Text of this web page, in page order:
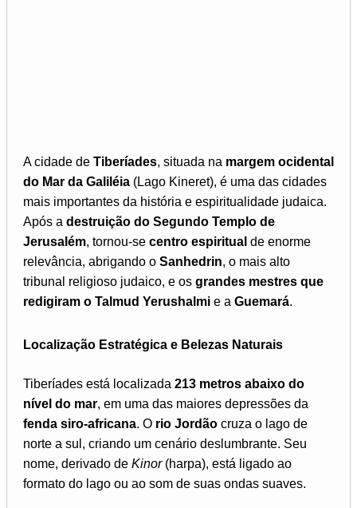
A cidade de Tiberíades, situada na margem ocidental
do Mar da Galiléia (Lago Kineret), é uma das cidades
mais importantes da história e espiritualidade judaica.
Após a destruição do Segundo Templo de
Jerusalém, tornou-se centro espiritual de enorme
relevância, abrigando o Sanhedrin, o mais alto
tribunal religioso judaico, e os grandes mestres que
redigiram o Talmud Yerushalmi e a Guemará.
Localização Estratégica e Belezas Naturais
Tiberíades está localizada 213 metros abaixo do
nível do mar, em uma das maiores depressões da
fenda siro-africana. O rio Jordão cruza o lago de
norte a sul, criando um cenário deslumbrante. Seu
nome, derivado de Kinor(harpa), está ligado ao
formato do lago ou ao som de suas ondas suaves.